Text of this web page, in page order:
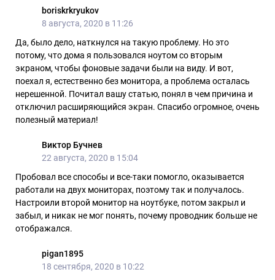
boriskrkryukov
8 августа, 2020 в 11:26
Да, было дело, наткнулся на такую проблему. Но это
потому, что дома я пользовался ноутом со вторым
экраном, чтобы фоновые задачи были на виду. И вот,
поехал я, естественно без монитора, а проблема осталась
нерешенной. Почитал вашу статью, понял в чем причина и
отключил расширяющийся экран. Спасибо огромное, очень
полезный материал!
Виктор Бучнев
22 августа, 2020 в 15:04
Пробовал все способы и все-таки помогло, оказывается
работали на двух мониторах, поэтому так и получалось.
Настроили второй монитор на ноутбуке, потом закрыл и
забыл, и никак не мог понять, почему проводник больше не
отображался.
pigan1895
18 сентября, 2020 в 10:22